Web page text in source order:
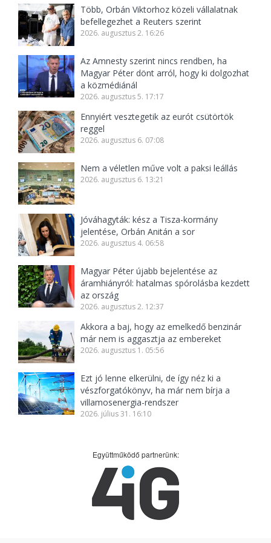
Több, Orbán Viktorhoz közeli vállalatnak
befellegezhet a Reuters szerint
2026. augusztus 2. 16:26
Az Amnesty szerint nincs rendben, ha
Magyar Péter dönt arról, hogy ki dolgozhat
a közmédiánál
2026. augusztus 5. 17:17
Ennyiért vesztegetik az eurót csütörtök
reggel
2026. augusztus 6. 07:08
Nem a véletlen műve volt a paksi leállás
2026. augusztus 6. 13:21
Jóváhagyták: kész a Tisza-kormány
jelentése, Orbán Anitán a sor
2026. augusztus 4. 06:58
Magyar Péter újabb bejelentése az
áramhiányról: hatalmas spórolásba kezdett
az ország
2026. augusztus 2. 12:37
Akkora a baj, hogy az emelkedő benzinár
már nem is aggasztja az embereket
2026. augusztus 1. 05:56
Ezt jó lenne elkerülni, de így néz ki a
vészforgatókönyv, ha már nem bírja a
villamosenergia-rendszer
2026. július 31. 16:10
Együttműködő partnerünk: